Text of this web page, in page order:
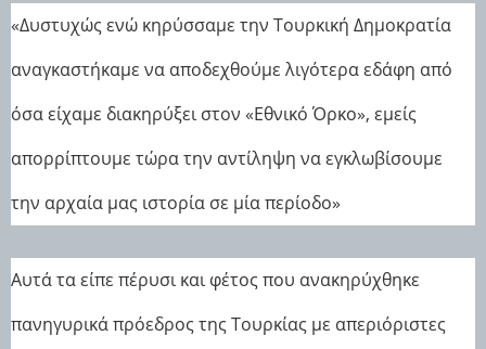
«Δυστυχώς ενώ κηρύσσαμε την Τουρκική Δημοκρατία
αναγκαστήκαμε να αποδεχθούμε λιγότερα εδάφη από
όσα είχαμε διακηρύξει στον «Εθνικό Όρκο», εμείς
απορρίπτουμε τώρα την αντίληψη να εγκλωβίσουμε
την αρχαία μας ιστορία σε μία περίοδο»
Αυτά τα είπε πέρυσι και φέτος που ανακηρύχθηκε
πανηγυρικά πρόεδρος της Τουρκίας με απεριόριστες